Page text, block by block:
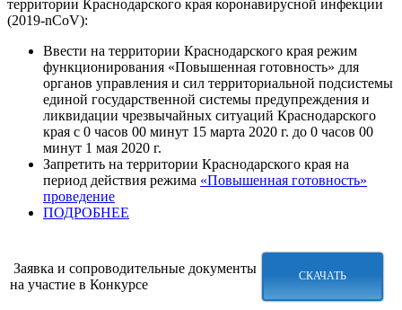
территории Краснодарского края коронавирусной инфекции
(2019-nCoV):
Ввести на территории Краснодарского края режим
функционирования «Повышенная готовность» для
органов управления и сил территориальной подсистемы
единой государственной системы предупреждения и
ликвидации чрезвычайных ситуаций Краснодарского
края с 0 часов 00 минут 15 марта 2020 г. до 0 часов 00
минут 1 мая 2020 г.
Запретить на территории Краснодарского края на
период действия режима «Повышенная готовность»
проведение
ПОДРОБНЕЕ
Заявка и сопроводительные документы
на участие в Конкурсе
СКАЧАТЬ